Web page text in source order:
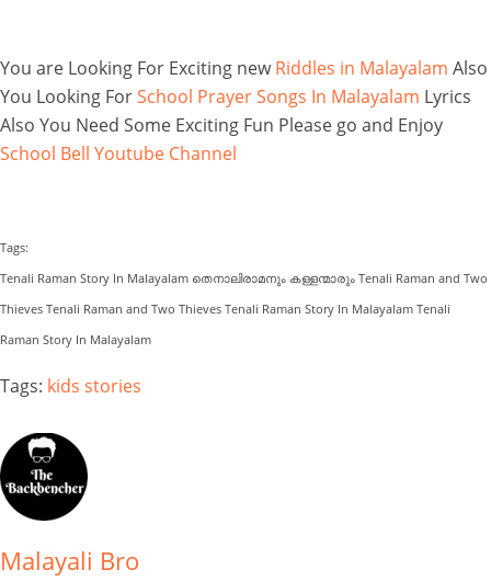
You are Looking For Exciting newRiddles in Malayalam Also
You Looking ForSchool Prayer Songs In Malayalam Lyrics
Also You Need Some Exciting Fun Please go and Enjoy
School Bell Youtube Channel
Tags:
Tenali Raman Story In Malayalam തെനാലിരാമനും കള്ളന്മാരും Tenali Raman and Two
Thieves Tenali Raman and Two Thieves Tenali Raman Story In Malayalam Tenali
Raman Story In Malayalam
Tags: kids stories
Malayali Bro